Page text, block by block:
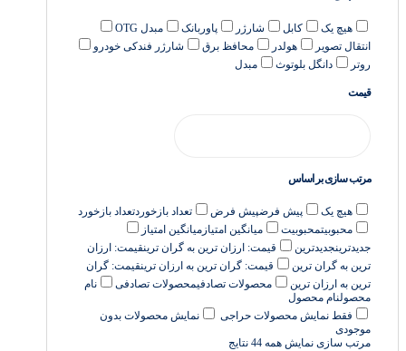
هیچ یک کابل شارژر پاوربانک
مبدل OTG
انتقال تصویر
هولدر محافظ برق
شارژر فندکی خودرو
روتر
دانگل بلوتوث مبدل
قیمت
مرتب سازی بر اساس
هیچ یک پیش فرضپیش فرض تعداد بازخوردتعداد بازخورد
محبوبیتمحبوبیت میانگین امتیاز میانگین امتیاز
جدیدترینجدیدترین قیمت: ارزان ترین به گران ترینقیمت: ارزان
ترین به گران ترین
قیمت: گران ترین به ارزان ترینقیمت: گران
ترین به ارزان ترین
محصولات تصادفیمحصولات تصادفی
نام
محصولنام محصول
فقط نمایش محصولات حراجی
نمایش محصولات بدون
موجودی
مرتب سازی نمایش همه 44 نتایج